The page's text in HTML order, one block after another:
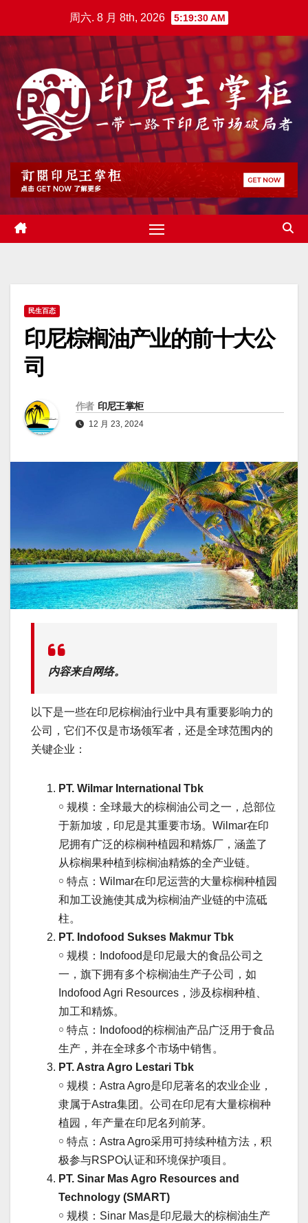
周六. 8 月 8th, 2026 5:19:31 AM
民生百态
印尼棕榈油产业的前十大公
司
作者 印尼王掌柜
12 月 23, 2024
内容来自网络。
以下是一些在印尼棕榈油行业中具有重要影响力的
公司，它们不仅是市场领军者，还是全球范围内的
关键企业：
PT. Wilmar International Tbk
￮ 规模：全球最大的棕榈油公司之一，总部位
于新加坡，印尼是其重要市场。Wilmar在印
尼拥有广泛的棕榈种植园和精炼厂，涵盖了
从棕榈果种植到棕榈油精炼的全产业链。
￮ 特点：Wilmar在印尼运营的大量棕榈种植园
和加工设施使其成为棕榈油产业链的中流砥
柱。
PT. Indofood Sukses Makmur Tbk
￮ 规模：Indofood是印尼最大的食品公司之
一，旗下拥有多个棕榈油生产子公司，如
Indofood Agri Resources，涉及棕榈种植、
加工和精炼。
￮ 特点：Indofood的棕榈油产品广泛用于食品
生产，并在全球多个市场中销售。
PT. Astra Agro Lestari Tbk
￮ 规模：Astra Agro是印尼著名的农业企业，
隶属于Astra集团。公司在印尼有大量棕榈种
植园，年产量在印尼名列前茅。
￮ 特点：Astra Agro采用可持续种植方法，积
极参与RSPO认证和环境保护项目。
PT. Sinar Mas Agro Resources and
Technology (SMART)
￮ 规模：Sinar Mas是印尼最大的棕榈油生产